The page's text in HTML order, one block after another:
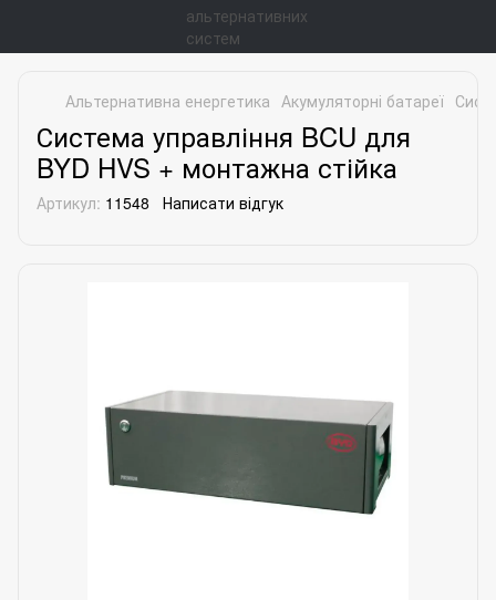
Альтернативна енергетика Акумуляторні батареї
Система управління BCU для
BYD HVS + монтажна стійка
Артикул: 11548 Написати відгук